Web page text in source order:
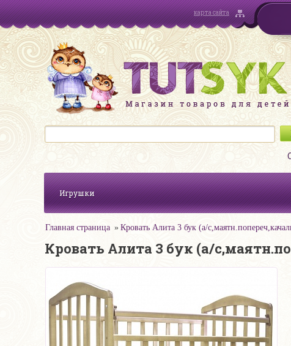
карта сайта
Игрушки
Главная страница Кровать Алита 3 бук (а/
Кровать Алита 3 бук (а/